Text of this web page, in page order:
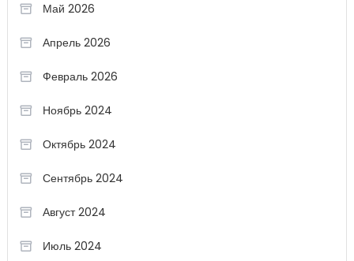
Май 2026
Апрель 2026
Февраль 2026
Ноябрь 2024
Октябрь 2024
Сентябрь 2024
Август 2024
Июль 2024